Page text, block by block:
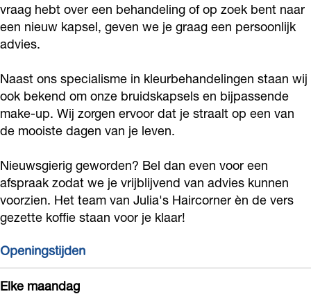
n
e
o
r
c
o
e
r
n
e
r
c
n
e
r
vraag hebt over een behandeling of op zoek bent naar
een nieuw kapsel, geven we je graag een persoonlijk
advies.
Naast ons specialisme in kleurbehandelingen staan wij
ook bekend om onze bruidskapsels en bijpassende
make-up. Wij zorgen ervoor dat je straalt op een van
de mooiste dagen van je leven.
Nieuwsgierig geworden? Bel dan even voor een
afspraak zodat we je vrijblijvend van advies kunnen
voorzien. Het team van Julia's Haircorner èn de vers
gezette koffie staan voor je klaar!
Openingstijden
Elke maandag